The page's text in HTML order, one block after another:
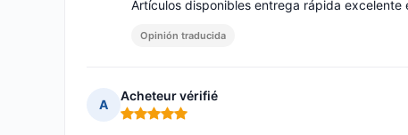
Artículos disponibles entrega rápida excelente
Opinión traducida
A
Acheteur vérifié
Nota: 5 de 5